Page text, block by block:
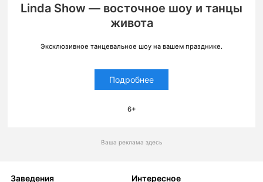
Linda Show — восточное шоу и танцы
живота
Эксклюзивное танцевальное шоу на вашем празднике.
Подробнее
6+
Ваша реклама здесь
Заведения Интересное